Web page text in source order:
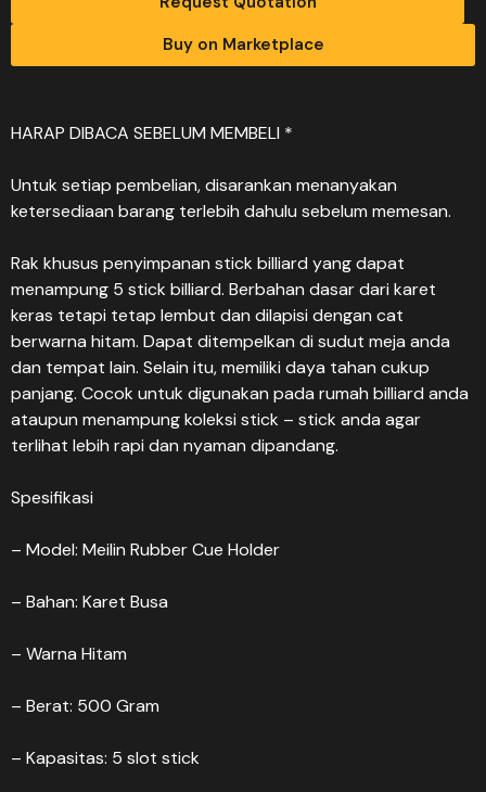
Buy on Marketplace
HARAP DIBACA SEBELUM MEMBELI *
Untuk setiap pembelian, disarankan menanyakan
ketersediaan barang terlebih dahulu sebelum memesan.
Rak khusus penyimpanan stick billiard yang dapat
menampung 5 stick billiard. Berbahan dasar dari karet
keras tetapi tetap lembut dan dilapisi dengan cat
berwarna hitam. Dapat ditempelkan di sudut meja anda
dan tempat lain. Selain itu, memiliki daya tahan cukup
panjang. Cocok untuk digunakan pada rumah billiard anda
ataupun menampung koleksi stick – stick anda agar
terlihat lebih rapi dan nyaman dipandang.
Spesifikasi
– Model: Meilin Rubber Cue Holder
– Bahan: Karet Busa
– Warna Hitam
– Berat: 500 Gram
– Kapasitas: 5 slot stick